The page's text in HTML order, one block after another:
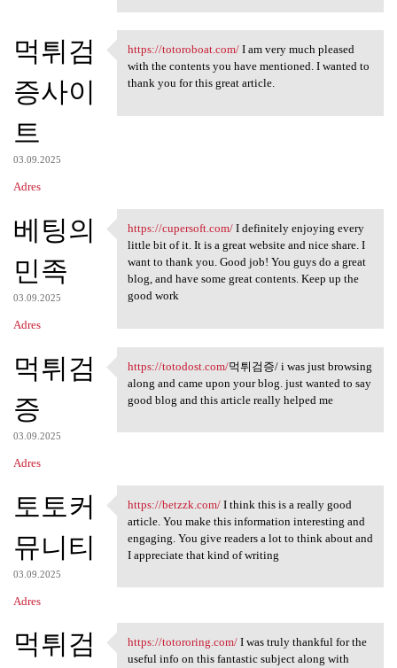
먹튀검
증사이
트
03.09.2025
Adres
https://totoroboat.com/ I am
https://totoroboat.com/I am very much pleased
with the contents you have mentioned. I wanted to
thank you for this great article.
베팅의
민족
03.09.2025
Adres
https://cupersoft.com/ I
https://cupersoft.com/I definitely enjoying every
little bit of it. It is a great website and nice share. I
want to thank you. Good job! You guys do a great
blog, and have some great contents. Keep up the
good work
먹튀검
증
03.09.2025
Adres
https://totodost.com/먹튀검증/ i
https://totodost.com/먹튀검증/ i was just browsing
along and came upon your blog. just wanted to say
good blog and this article really helped me
토토커
뮤니티
03.09.2025
Adres
https://betzzk.com/ I think
https://betzzk.com/I think this is a really good
article. You make this information interesting and
engaging. You give readers a lot to think about and
I appreciate that kind of writing
먹튀검
https://totororing.com/ I was
https://totororing.com/I was truly thankful for the
useful info on this fantastic subject along with